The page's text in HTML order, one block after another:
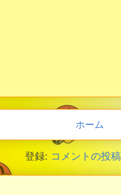
ホーム
登録: コメントの投